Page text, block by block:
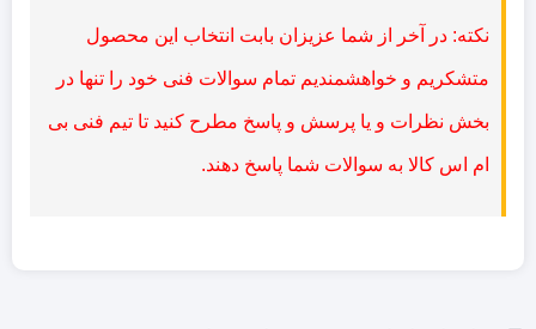
نکته: در آخر از شما عزیزان بابت انتخاب این محصول
متشکریم و خواهشمندیم تمام سوالات فنی خود را تنها در
بخش نظرات و یا پرسش و پاسخ مطرح کنید تا تیم فنی بی
ام اس کالا به سوالات شما پاسخ دهند.